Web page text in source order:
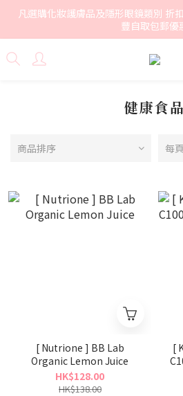
凡選購化妝護膚品及隱形眼鏡類別 折
豐自取包郵優
健康食品
商品排序 每
[ Nutrione ] BB Lab
Organic Lemon Juice
HK$128.00
HK$138.00
[
C1000 +